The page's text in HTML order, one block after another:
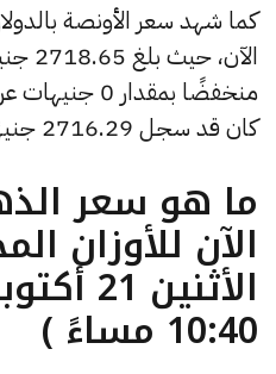
كما شهد سعر الأونصة
منخفضًا
كان قد سجل 2716.29 جنيهًا للبيع و 0 جنيهًا للشراء.
الآن للأوزان
الأثنين
10:40 مساءً )